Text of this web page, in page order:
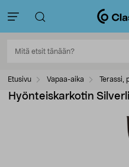
Etusivu Vapaa-aika Terassi,
Hyönteiskarkotin